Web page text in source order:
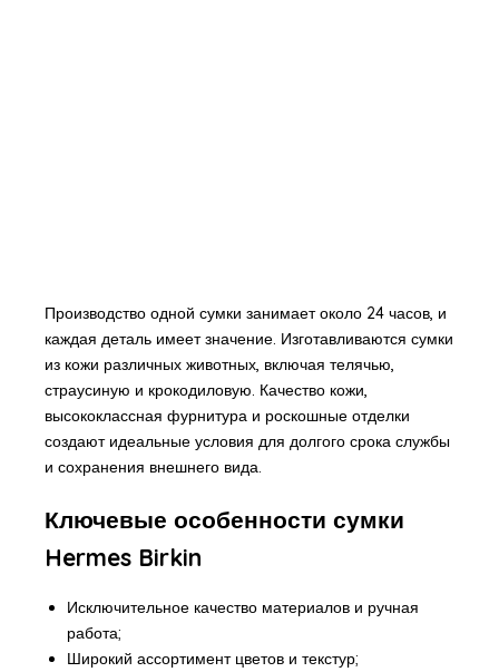
Производство одной сумки занимает около 24 часов, и
каждая деталь имеет значение. Изготавливаются сумки
из кожи различных животных, включая телячью,
страусиную и крокодиловую. Качество кожи,
высококлассная фурнитура и роскошные отделки
создают идеальные условия для долгого срока службы
и сохранения внешнего вида.
Ключевые особенности сумки
Hermes Birkin
Исключительное качество материалов и ручная
работа;
Широкий ассортимент цветов и текстур;